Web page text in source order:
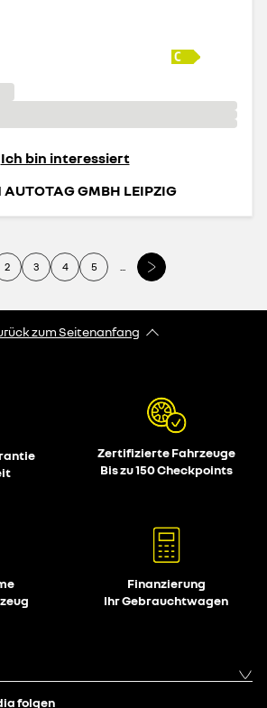
Ich bin interessiert
GMBH LEIPZIG
2 3 4 5 ...
zum Seitenanfang
Zertifizierte Fahrzeuge
Bis zu 150 Checkpoints
Finanzierung
Ihr Gebrauchtwagen
folgen